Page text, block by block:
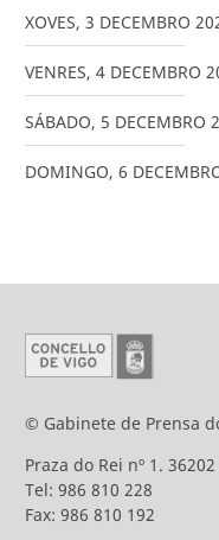
XOVES, 3 DECEMBRO
VENRES, 4 DECEMBRO
SÁBADO, 5 DECEMBRO
DOMINGO, 6
© Gabinete de Prensa
Praza do Rei nº 1.
Tel: 986 810 228
Fax: 986 810 192